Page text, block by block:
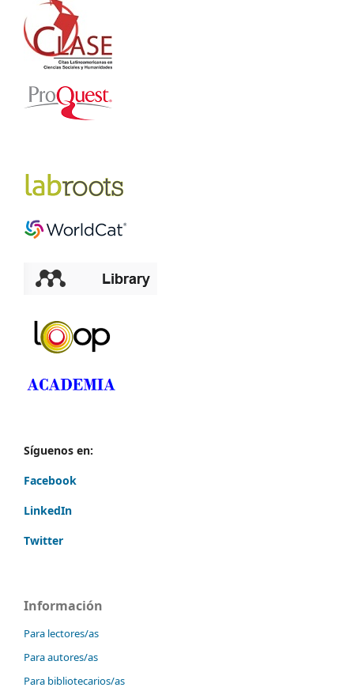
Síguenos en:
Facebook
LinkedIn
Twitter
Información
Para lectores/as
Para autores/as
Para bibliotecarios/as